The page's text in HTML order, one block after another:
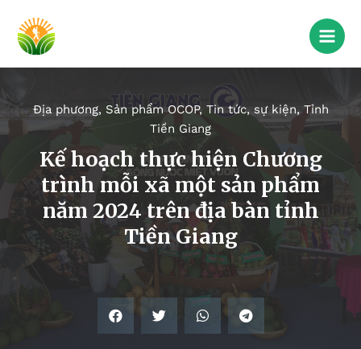
Địa phương, Sản phẩm OCOP, Tin tức, sự kiện, Tỉnh
Tiền Giang
Kế hoạch thực hiện Chương
trình mỗi xã một sản phẩm
năm 2024 trên địa bàn tỉnh
Tiền Giang